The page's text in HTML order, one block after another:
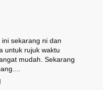
sekarang ni dan
untuk rujuk waktu
mudah. Sekarang